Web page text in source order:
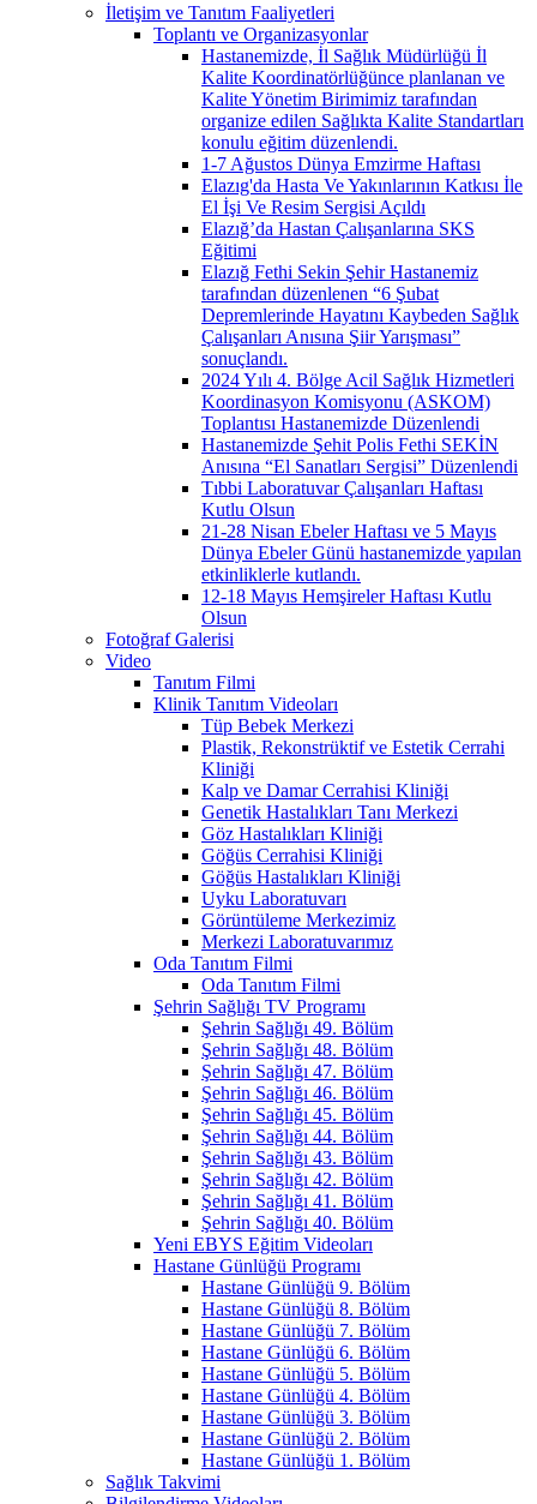
İletişim ve Tanıtım Faaliyetleri
Toplantı ve Organizasyonlar
Hastanemizde, İl Sağlık Müdürlüğü İl
Kalite Koordinatörlüğünce planlanan ve
Kalite Yönetim Birimimiz tarafından
organize edilen Sağlıkta Kalite Standartları
konulu eğitim düzenlendi.
1-7 Ağustos Dünya Emzirme Haftası
Elazıg'da Hasta Ve Yakınlarının Katkısı İle
El İşi Ve Resim Sergisi Açıldı
Elazığ’da Hastan Çalışanlarına SKS
Eğitimi
Elazığ Fethi Sekin Şehir Hastanemiz
tarafından düzenlenen “6 Şubat
Depremlerinde Hayatını Kaybeden Sağlık
Çalışanları Anısına Şiir Yarışması”
sonuçlandı.
2024 Yılı 4. Bölge Acil Sağlık Hizmetleri
Koordinasyon Komisyonu (ASKOM)
Toplantısı Hastanemizde Düzenlendi
Hastanemizde Şehit Polis Fethi SEKİN
Anısına “El Sanatları Sergisi” Düzenlendi
Tıbbi Laboratuvar Çalışanları Haftası
Kutlu Olsun
21-28 Nisan Ebeler Haftası ve 5 Mayıs
Dünya Ebeler Günü hastanemizde yapılan
etkinliklerle kutlandı.
12-18 Mayıs Hemşireler Haftası Kutlu
Olsun
Fotoğraf Galerisi
Video
Tanıtım Filmi
Klinik Tanıtım Videoları
Tüp Bebek Merkezi
Plastik, Rekonstrüktif ve Estetik Cerrahi
Kliniği
Kalp ve Damar Cerrahisi Kliniği
Genetik Hastalıkları Tanı Merkezi
Göz Hastalıkları Kliniği
Göğüs Cerrahisi Kliniği
Göğüs Hastalıkları Kliniği
Uyku Laboratuvarı
Görüntüleme Merkezimiz
Merkezi Laboratuvarımız
Oda Tanıtım Filmi
Oda Tanıtım Filmi
Şehrin Sağlığı TV Programı
Şehrin Sağlığı 49. Bölüm
Şehrin Sağlığı 48. Bölüm
Şehrin Sağlığı 47. Bölüm
Şehrin Sağlığı 46. Bölüm
Şehrin Sağlığı 45. Bölüm
Şehrin Sağlığı 44. Bölüm
Şehrin Sağlığı 43. Bölüm
Şehrin Sağlığı 42. Bölüm
Şehrin Sağlığı 41. Bölüm
Şehrin Sağlığı 40. Bölüm
Yeni EBYS Eğitim Videoları
Hastane Günlüğü Programı
Hastane Günlüğü 9. Bölüm
Hastane Günlüğü 8. Bölüm
Hastane Günlüğü 7. Bölüm
Hastane Günlüğü 6. Bölüm
Hastane Günlüğü 5. Bölüm
Hastane Günlüğü 4. Bölüm
Hastane Günlüğü 3. Bölüm
Hastane Günlüğü 2. Bölüm
Hastane Günlüğü 1. Bölüm
Sağlık Takvimi